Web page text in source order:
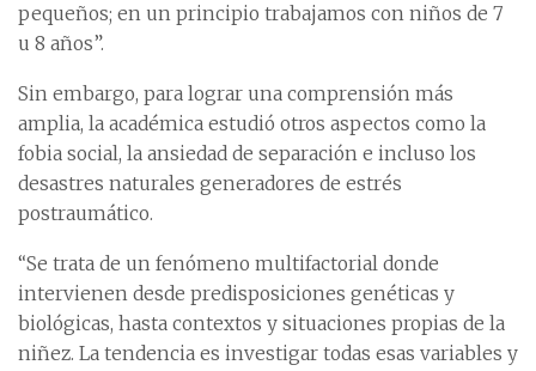
pequeños; en un principio trabajamos con niños de 7
u 8 años”.
Sin embargo, para lograr una comprensión más
amplia, la académica estudió otros aspectos como la
fobia social, la ansiedad de separación e incluso los
desastres naturales generadores de estrés
postraumático.
“Se trata de un fenómeno multifactorial donde
intervienen desde predisposiciones genéticas y
biológicas, hasta contextos y situaciones propias de la
niñez. La tendencia es investigar todas esas variables y